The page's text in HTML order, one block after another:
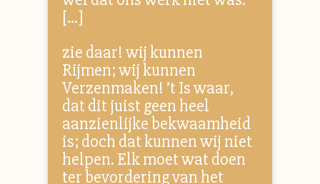
[…]
zie daar! wij kunnen
Rijmen; wij kunnen
Verzenmaken! ’t Is waar,
dat dit juist geen heel
aanzienlijke bekwaamheid
is; doch dat kunnen wij niet
helpen. Elk moet wat doen
ter bevordering van het